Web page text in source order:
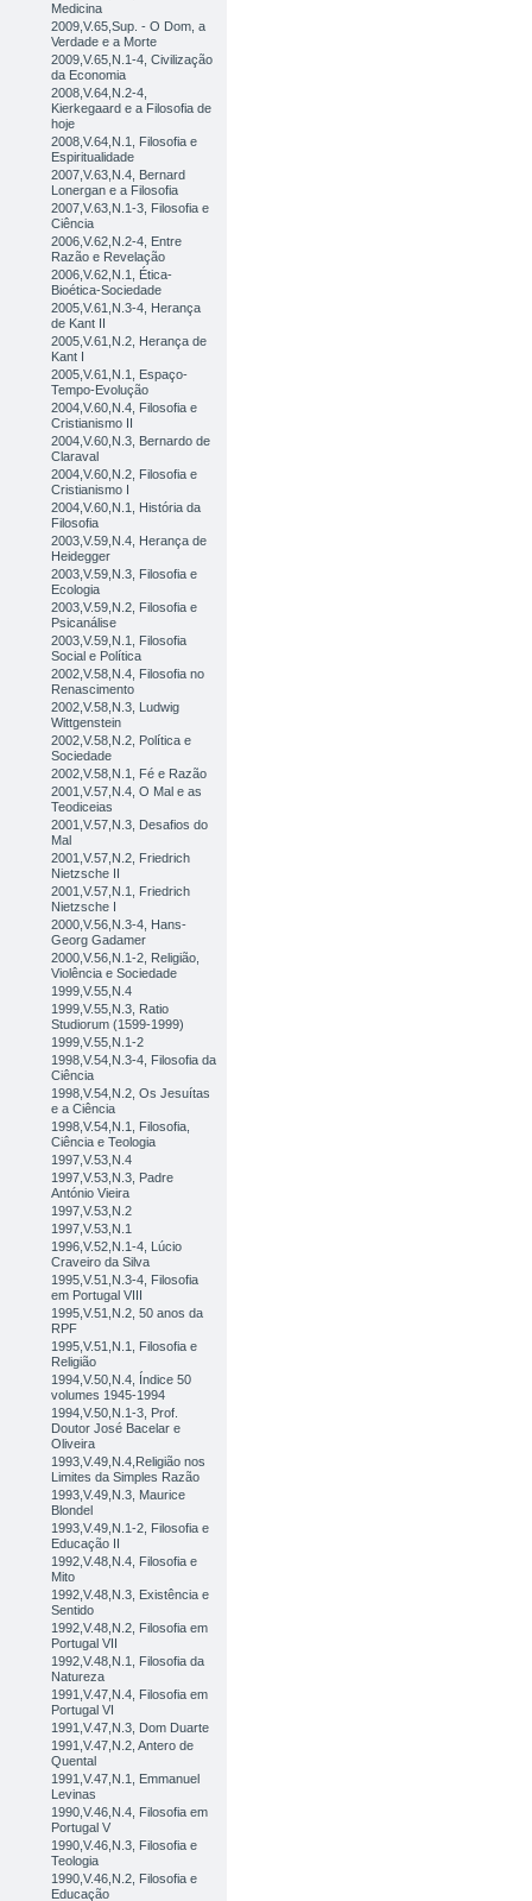
Medicina
2009,V.65,Sup. - O Dom, a
Verdade e a Morte
2009,V.65,N.1-4, Civilização
da Economia
2008,V.64,N.2-4,
Kierkegaard e a Filosofia de
hoje
2008,V.64,N.1, Filosofia e
Espiritualidade
2007,V.63,N.4, Bernard
Lonergan e a Filosofia
2007,V.63,N.1-3, Filosofia e
Ciência
2006,V.62,N.2-4, Entre
Razão e Revelação
2006,V.62,N.1, Ética-
Bioética-Sociedade
2005,V.61,N.3-4, Herança
de Kant II
2005,V.61,N.2, Herança de
Kant I
2005,V.61,N.1, Espaço-
Tempo-Evolução
2004,V.60,N.4, Filosofia e
Cristianismo II
2004,V.60,N.3, Bernardo de
Claraval
2004,V.60,N.2, Filosofia e
Cristianismo I
2004,V.60,N.1, História da
Filosofia
2003,V.59,N.4, Herança de
Heidegger
2003,V.59,N.3, Filosofia e
Ecologia
2003,V.59,N.2, Filosofia e
Psicanálise
2003,V.59,N.1, Filosofia
Social e Política
2002,V.58,N.4, Filosofia no
Renascimento
2002,V.58,N.3, Ludwig
Wittgenstein
2002,V.58,N.2, Política e
Sociedade
2002,V.58,N.1, Fé e Razão
2001,V.57,N.4, O Mal e as
Teodiceias
2001,V.57,N.3, Desafios do
Mal
2001,V.57,N.2, Friedrich
Nietzsche II
2001,V.57,N.1, Friedrich
Nietzsche I
2000,V.56,N.3-4, Hans-
Georg Gadamer
2000,V.56,N.1-2, Religião,
Violência e Sociedade
1999,V.55,N.4
1999,V.55,N.3, Ratio
Studiorum (1599-1999)
1999,V.55,N.1-2
1998,V.54,N.3-4, Filosofia da
Ciência
1998,V.54,N.2, Os Jesuítas
e a Ciência
1998,V.54,N.1, Filosofia,
Ciência e Teologia
1997,V.53,N.4
1997,V.53,N.3, Padre
António Vieira
1997,V.53,N.2
1997,V.53,N.1
1996,V.52,N.1-4, Lúcio
Craveiro da Silva
1995,V.51,N.3-4, Filosofia
em Portugal VIII
1995,V.51,N.2, 50 anos da
RPF
1995,V.51,N.1, Filosofia e
Religião
1994,V.50,N.4, Índice 50
volumes 1945-1994
1994,V.50,N.1-3, Prof.
Doutor José Bacelar e
Oliveira
1993,V.49,N.4,Religião nos
Limites da Simples Razão
1993,V.49,N.3, Maurice
Blondel
1993,V.49,N.1-2, Filosofia e
Educação II
1992,V.48,N.4, Filosofia e
Mito
1992,V.48,N.3, Existência e
Sentido
1992,V.48,N.2, Filosofia em
Portugal VII
1992,V.48,N.1, Filosofia da
Natureza
1991,V.47,N.4, Filosofia em
Portugal VI
1991,V.47,N.3, Dom Duarte
1991,V.47,N.2, Antero de
Quental
1991,V.47,N.1, Emmanuel
Levinas
1990,V.46,N.4, Filosofia em
Portugal V
1990,V.46,N.3, Filosofia e
Teologia
1990,V.46,N.2, Filosofia e
Educação